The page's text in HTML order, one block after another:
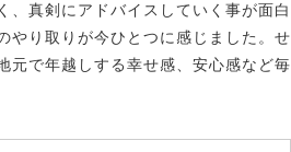
、真剣にアドバイスしていく事が面白
やり取りが今ひとつに感じました。せ
元で年越しする幸せ感、安心感など毎